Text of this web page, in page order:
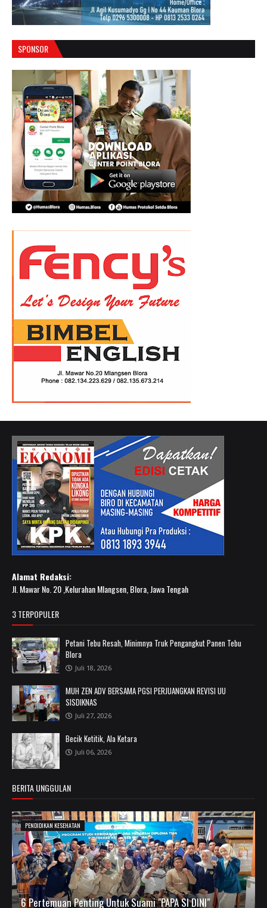
SPONSOR
Alamat Redaksi:
Jl. Mawar No. 20 ,Kelurahan Mlangsen, Blora, Jawa Tengah
3 TERPOPULER
Petani Tebu Resah, Minimnya Truk Pengangkut Panen Tebu
Blora
Juli 18, 2026
MUH ZEN ADV BERSAMA PGSI PERJUANGKAN REVISI UU
SISDIKNAS
Juli 27, 2026
Becik Ketitik, Ala Ketara
Juli 06, 2026
BERITA UNGGULAN
PENDIDIKAN KESEHATAN
6 Pertemuan Penting Untuk Suami "PAPA SI DINI"